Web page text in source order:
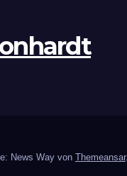
News Way von Themeansar.